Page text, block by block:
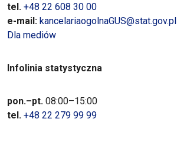
tel. +48 22 608 30 00
e-mail: kancelariaogolnaGUS@stat.gov.pl
Dla mediów
Infolinia statystyczna
pon.–pt. 08:00–15:00
tel. +48 22 279 99 99